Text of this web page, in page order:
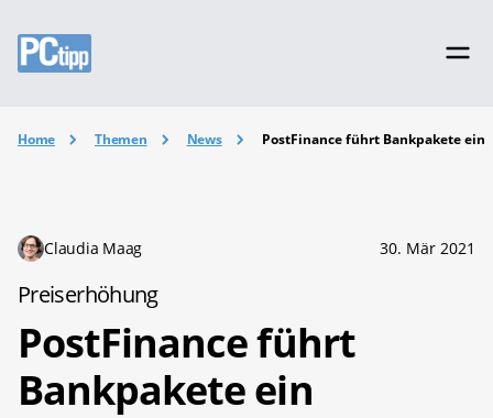
Home Themen News PostFinance führt Bankpakete ein
Claudia Maag 30. Mär 2021
Preiserhöhung
PostFinance führt
Bankpakete ein